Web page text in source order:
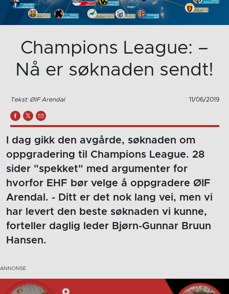
Champions League: –
Nå er søknaden sendt!
Tekst: ØIF Arendal 11/06/2019
I dag gikk den avgårde, søknaden om
oppgradering til Champions League. 28
sider "spekket" med argumenter for
hvorfor EHF bør velge å oppgradere ØIF
Arendal. - Ditt er det nok lang vei, men vi
har levert den beste søknaden vi kunne,
forteller daglig leder Bjørn-Gunnar Bruun
Hansen.